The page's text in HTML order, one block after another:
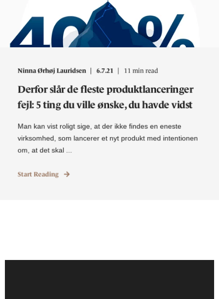
Ninna Ørhøj Lauridsen 6.7.21 11 min read
Derfor slår de fleste produktlanceringer
fejl: 5 ting du ville ønske, du havde vidst
Man kan vist roligt sige, at der ikke findes en eneste
virksomhed, som lancerer et nyt produkt med intentionen
om, at det skal ...
Start Reading